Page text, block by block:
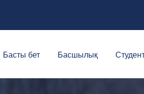
Басты бет Басшылық